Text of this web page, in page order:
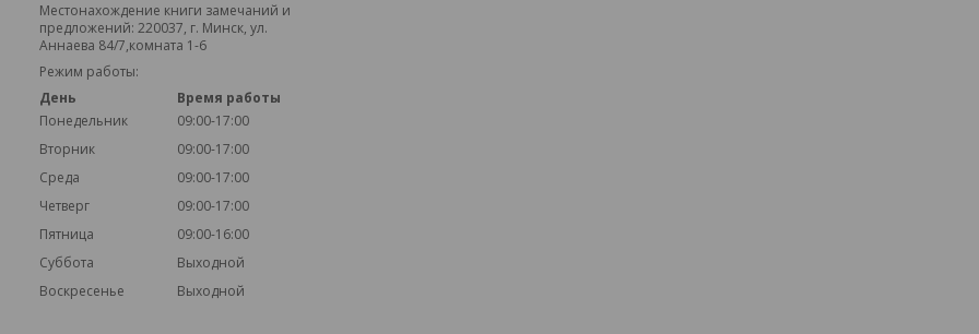
Местонахождение книги замечаний и
предложений: 220037, г. Минск, ул.
Аннаева 84/7,комната 1-6
Режим работы:
День
Время работы
Понедельник
09:00-17:00
Вторник
09:00-17:00
Среда
09:00-17:00
Четверг
09:00-17:00
Пятница
09:00-16:00
Суббота
Выходной
Воскресенье
Выходной